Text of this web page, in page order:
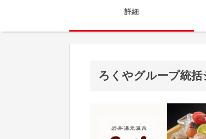
詳細
ろくやグループ統